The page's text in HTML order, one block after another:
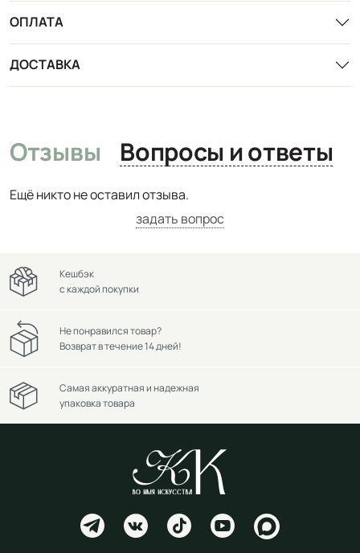
ОПЛАТА
ДОСТАВКА
Отзывы Вопросы и ответы
Ещё никто не оставил отзыва.
задать вопрос
Кешбэк
с каждой покупки
Не понравился товар?
Возврат в течение 14 дней!
Самая аккуратная и надежная
упаковка товара